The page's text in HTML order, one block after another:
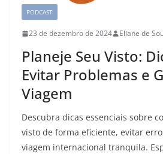
PODCAST
23 de dezembro de 2024 Eliane de
Planeje Seu Visto:
Evitar Problemas e
Viagem
Descubra dicas essenciais sobre
visto de forma eficiente, evitar
viagem internacional tranquila.